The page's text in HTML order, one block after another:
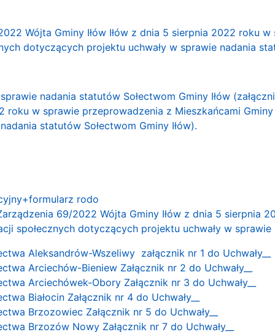
Wójta Gminy Iłów Iłów z dnia 5 sierpnia 2022 roku
dotyczących projektu uchwały w sprawie nadania
nadania statutów Sołectwom Gminy Iłów
roku w sprawie przeprowadzenia z Mieszkańcami
statutów Sołectwom Gminy Iłów).
rodo
69/2022 Wójta Gminy Iłów z dnia 5 sierpnia
społecznych dotyczących projektu uchwały w
Aleksandrów-Wszeliwy załącznik nr 1 do Uchwały__
Arciechów-Bieniew Załącznik nr 2 do Uchwały__
Arciechówek-Obory Załącznik nr 3 do Uchwały__
Białocin Załącznik nr 4 do Uchwały__
Brzozowiec Załącznik nr 5 do Uchwały__
Brzozów Nowy Załącznik nr 7 do Uchwały__